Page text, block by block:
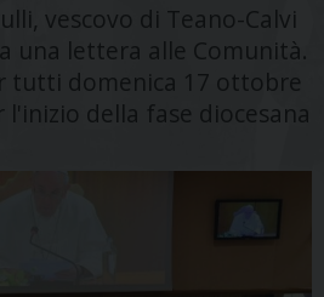
vescovo di Teano-Calvi
una lettera alle Comunità.
tutti domenica 17 ottobre
l'inizio della fase diocesana